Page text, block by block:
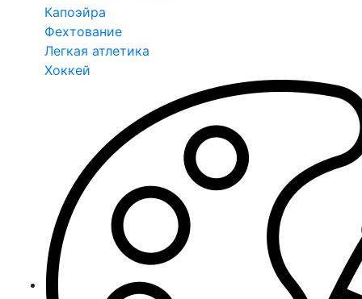
Капоэйра
Фехтование
Легкая атлетика
Хоккей